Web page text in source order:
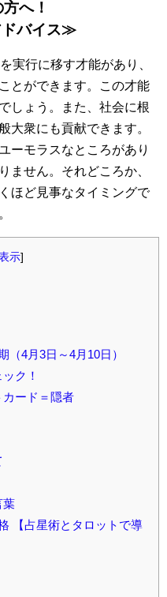
へ！
ドバイス≫
実行に移す才能があり、
とができます。この才能
しょう。また、社会に根
大衆にも貢献できます。
ーモラスなところがあり
ません。それどころか、
ほど見事なタイミングで
示]
（4月3日～4月10日）
ク！
ード＝隠者
葉
【占星術とタロットで導